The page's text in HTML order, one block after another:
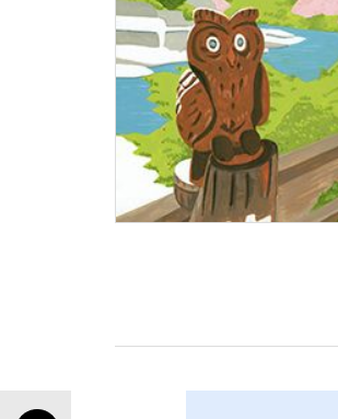
「敗因分析は一切聞